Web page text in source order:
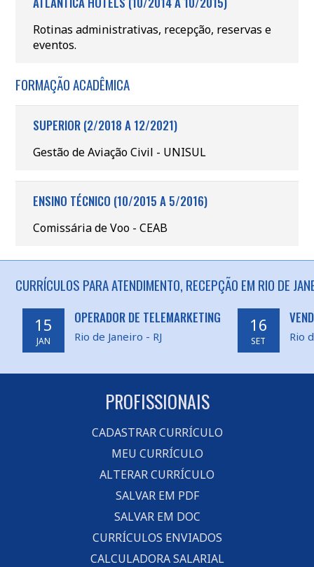
Rotinas administrativas, recepção, reservas e
eventos.
FORMAÇÃO ACADÊMICA
SUPERIOR (2/2018 A 12/2021)
Gestão de Aviação Civil - UNISUL
ENSINO TÉCNICO (10/2015 A 5/2016)
Comissária de Voo - CEAB
CURRÍCULOS PARA ATENDIMENTO, RECEPÇÃO EM RIO DE
15
JAN
OPERADOR DE TELEMARKETING
Rio de Janeiro - RJ
16
SET Rio
PROFISSIONAIS
CADASTRAR CURRÍCULO
MEU CURRÍCULO
ALTERAR CURRÍCULO
SALVAR EM PDF
SALVAR EM DOC
CURRÍCULOS ENVIADOS
CALCULADORA SALARIAL